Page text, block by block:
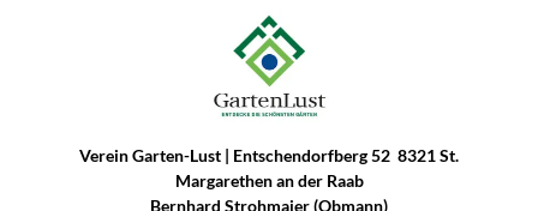
Verein Garten-Lust | Entschendorfberg 52 8321 St.
Margarethen an der Raab
Bernhard Strohmaier (Obmann)